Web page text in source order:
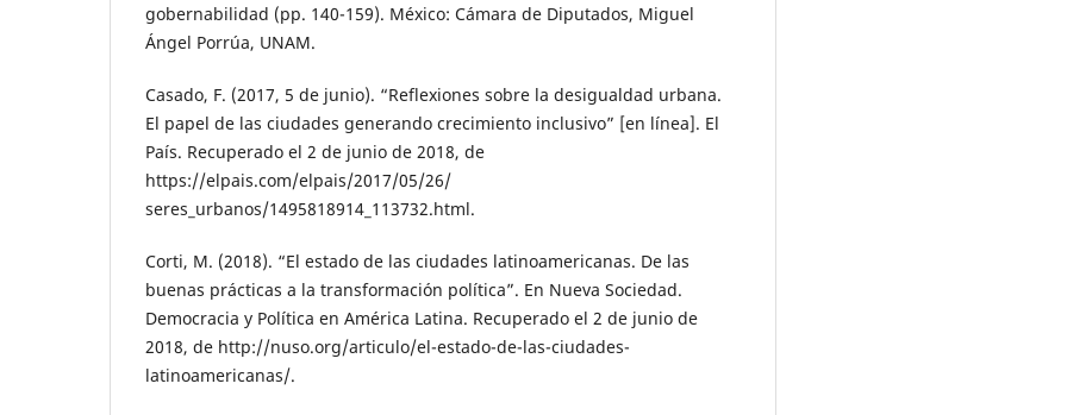
gobernabilidad (pp. 140-159). México: Cámara de Diputados, Miguel
Ángel Porrúa, UNAM.
Casado, F. (2017, 5 de junio). “Reflexiones sobre la desigualdad urbana.
El papel de las ciudades generando crecimiento inclusivo” [en línea]. El
País. Recuperado el 2 de junio de 2018, de
https://elpais.com/elpais/2017/05/26/
seres_urbanos/1495818914_113732.html.
Corti, M. (2018). “El estado de las ciudades latinoamericanas. De las
buenas prácticas a la transformación política”. En Nueva Sociedad.
Democracia y Política en América Latina. Recuperado el 2 de junio de
2018, de http://nuso.org/articulo/el-estado-de-las-ciudades-
latinoamericanas/.